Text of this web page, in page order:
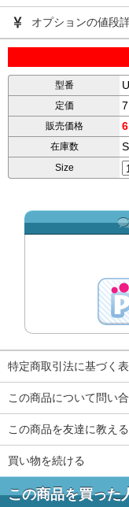
オプションの値段
型番
定価
販売価格
在庫数
Size
特定商取引法に基づく
この商品について問い
この商品を友達に教える
買い物を続ける
この商品を買った